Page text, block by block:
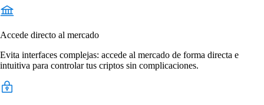
Accede directo al mercado
Evita interfaces complejas: accede al mercado de forma directa e
intuitiva para controlar tus criptos sin complicaciones.